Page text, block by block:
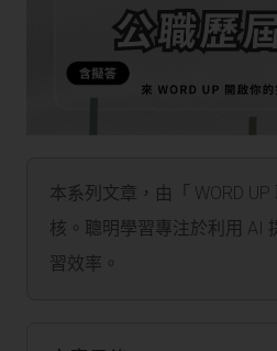
本系列文章，由「 WORD
核。聰明學習專注於利用 AI
習效率。